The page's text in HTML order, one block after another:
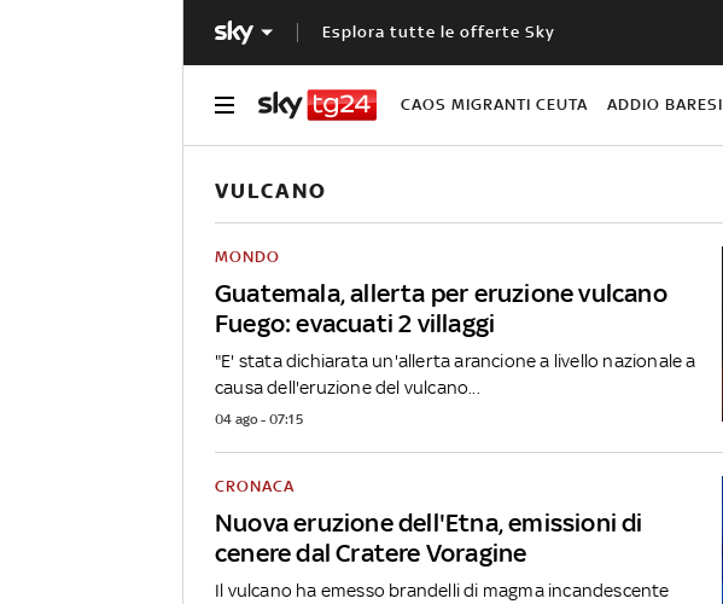
Esplora tutte le offerte Sky
CAOS MIGRANTI CEUTA ADDIO BARESI
VULCANO
Guatemala, allerta per eruzione vulcano
Fuego: evacuati 2 villaggi
MONDO
"E' stata dichiarata un'allerta arancione a livello nazionale a
causa dell'eruzione del vulcano...
04 ago - 07:15
Nuova eruzione dell'Etna, emissioni di
cenere dal Cratere Voragine
CRONACA
Il vulcano ha emesso brandelli di magma incandescente